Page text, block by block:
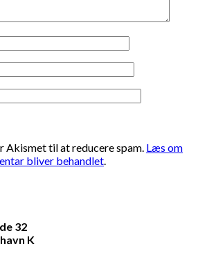
Akismet til at reducere spam. Læs om
bliver behandlet.
32
K